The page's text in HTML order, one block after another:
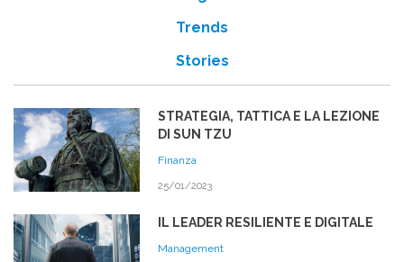
Trends
Stories
STRATEGIA, TATTICA E LA LEZIONE
DI SUN TZU
Finanza
25/01/2023
IL LEADER RESILIENTE E DIGITALE
Management